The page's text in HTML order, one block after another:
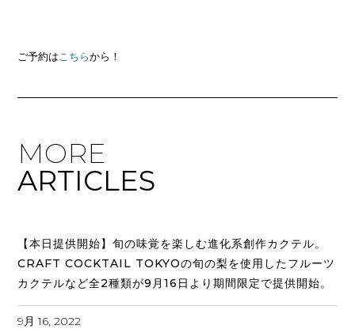
ご予約は こちらから！
MORE
ARTICLES
【本日提供開始】旬の味覚を楽しむ進化系創作カクテル。
CRAFT COCKTAIL TOKYOの旬の梨を使用したフルーツ
カクテルなど全2種類が9月16日より期間限定で提供開始。
9月 16, 2022